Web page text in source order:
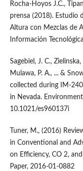
Rocha-Hoyos J.C.,
prensa (2018). Estudio
Altura con Mezclas de
Información
Sagebiel, J. C.,
Mulawa, P. A., ... &
collected during IM-
in Nevada.
10.1021/es960137i
Tuner, M., (2016)
in Conventional and
on Efficiency, CO 2, and
Paper, 2016-01-0882